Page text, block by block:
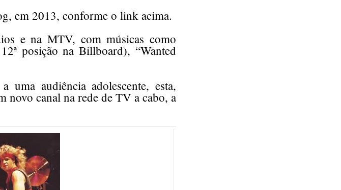
em 2013, conforme o link acima.
e na MTV, com músicas como
posição na Billboard), “Wanted
uma audiência adolescente, esta,
novo canal na rede de TV a cabo, a